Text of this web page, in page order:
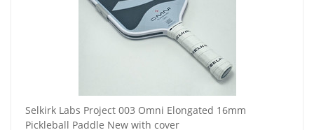
Selkirk Labs Project 003 Omni Elongated 16mm
Pickleball Paddle New with cover